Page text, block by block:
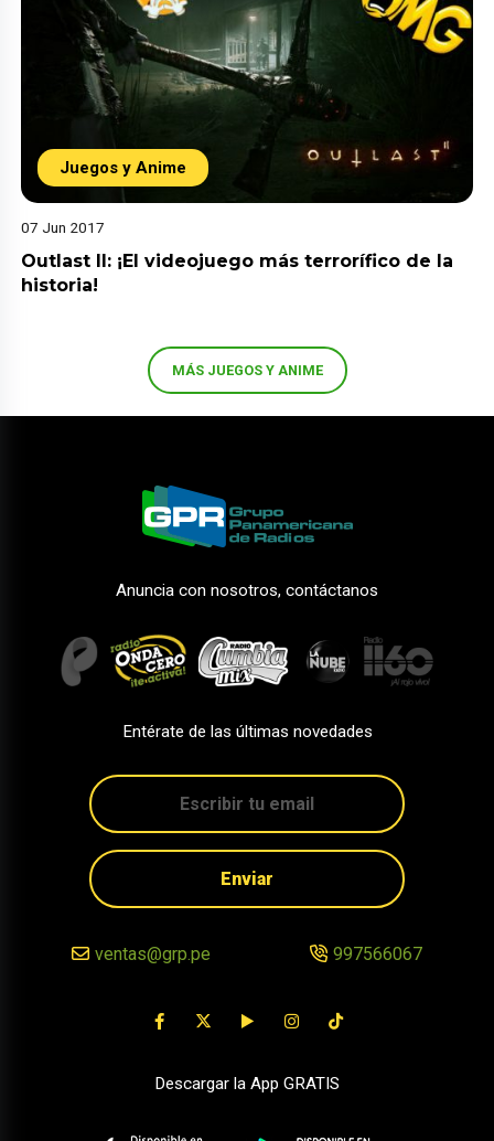
Juegos y Anime
07 Jun 2017
Outlast II: ¡El videojuego más terrorífico de la
historia!
MÁS JUEGOS Y ANIME
Anuncia con nosotros, contáctanos
Entérate de las últimas novedades
Enviar
ventas@grp.pe 997566067
Descargar la App GRATIS